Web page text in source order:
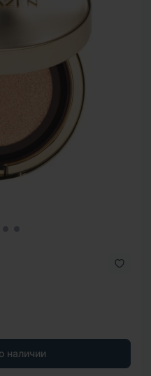
наличии